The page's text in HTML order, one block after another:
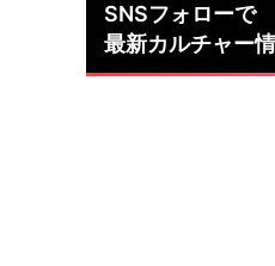
SNSフォローで
最新カルチャー